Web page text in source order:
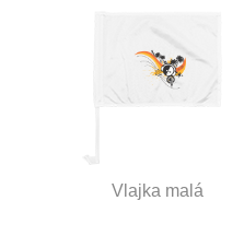
Vlajka malá